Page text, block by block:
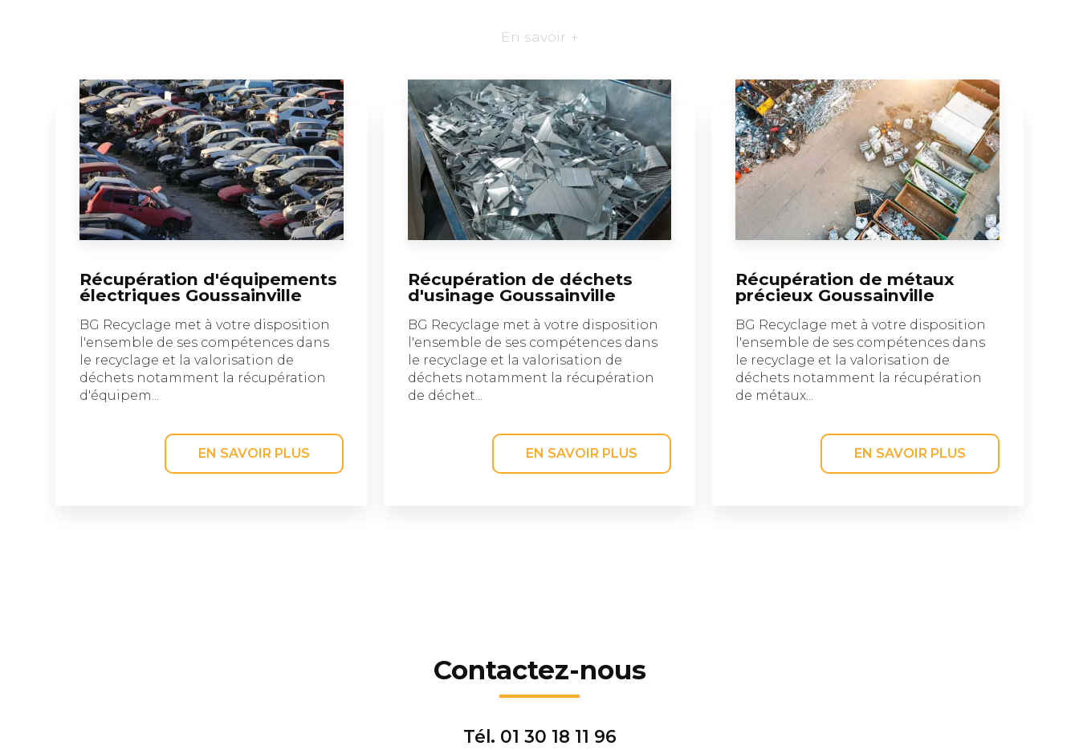
En savoir +
Récupération d'équipements
électriques Goussainville
BG Recyclage met à votre disposition
l'ensemble de ses compétences dans
le recyclage et la valorisation de
déchets notamment la récupération
d'équipem...
EN SAVOIR PLUS
Récupération de déchets
d'usinage Goussainville
BG Recyclage met à votre disposition
l'ensemble de ses compétences dans
le recyclage et la valorisation de
déchets notamment la récupération
de déchet...
EN SAVOIR PLUS
Récupération de métaux
précieux Goussainville
BG Recyclage met à votre disposition
l'ensemble de ses compétences dans
le recyclage et la valorisation de
déchets notamment la récupération
de métaux...
EN SAVOIR PLUS
Contactez-nous
Tél. 01 30 18 11 96